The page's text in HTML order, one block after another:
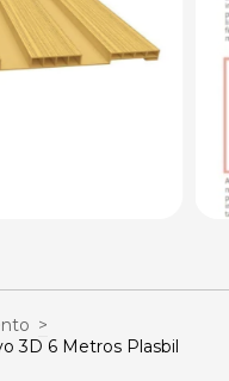
>
3D 6 Metros Plasbil